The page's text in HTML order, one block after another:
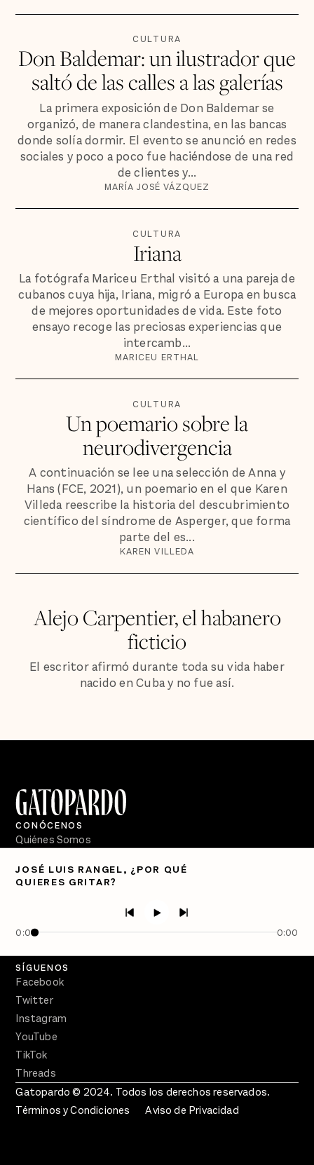
CULTURA
Don Baldemar: un ilustrador que
saltó de las calles a las galerías
La primera exposición de Don Baldemar se
organizó, de manera clandestina, en las bancas
donde solía dormir. El evento se anunció en redes
sociales y poco a poco fue haciéndose de una red
de clientes y...
MARÍA JOSÉ VÁZQUEZ
CULTURA
Iriana
La fotógrafa Mariceu Erthal visitó a una pareja de
cubanos cuya hija, Iriana, migró a Europa en busca
de mejores oportunidades de vida. Este foto
ensayo recoge las preciosas experiencias que
intercamb...
MARICEU ERTHAL
CULTURA
Un poemario sobre la
neurodivergencia
A continuación se lee una selección de Anna y
Hans (FCE, 2021), un poemario en el que Karen
Villeda reescribe la historia del descubrimiento
científico del síndrome de Asperger, que forma
parte del es...
KAREN VILLEDA
Alejo Carpentier, el habanero
ficticio
El escritor afirmó durante toda su vida haber
nacido en Cuba y no fue así.
JOSÉ LUIS RANGEL, ¿POR QUÉ
QUIERES GRITAR?
0:00 0:00
CONÓCENOS
Quiénes Somos
PÓDCASTS
Crecer en Distopía
SÍGUENOS
Facebook
Twitter
Instagram
YouTube
TikTok
Threads
Gatopardo © 2024. Todos los derechos reservados.
Términos y Condiciones
Aviso de Privacidad